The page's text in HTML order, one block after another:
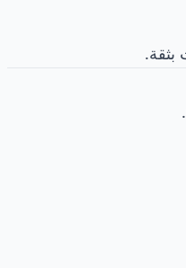
بثقة.